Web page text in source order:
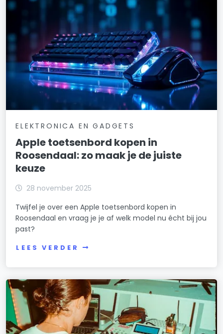
ELEKTRONICA EN GADGETS
Apple toetsenbord kopen in
Roosendaal: zo maak je de juiste
keuze
28 november 2025
Twijfel je over een Apple toetsenbord kopen in
Roosendaal en vraag je je af welk model nu écht bij jou
past?
LEES VERDER